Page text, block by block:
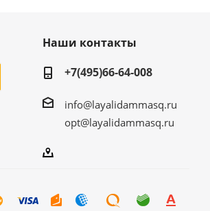
Наши контакты
+7(495)66-64-008
info@layalidammasq.ru
opt@layalidammasq.ru